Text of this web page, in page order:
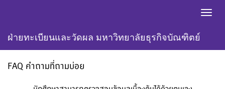
ฝ่ายทะเบียนและวัดผล มหาวิทยาลัยธุรกิจบัณฑิตย์
FAQ คำถามที่ถามบ่อย